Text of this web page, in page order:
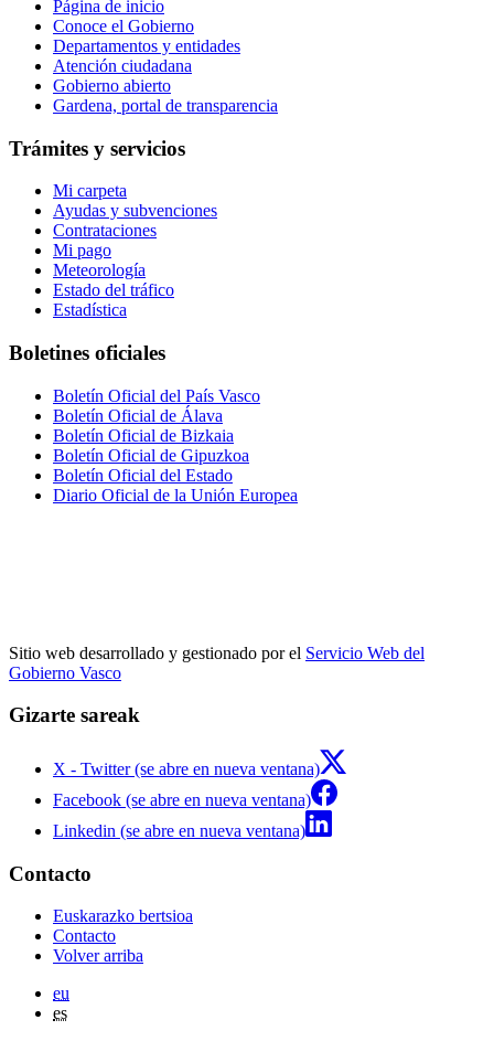
Página de inicio
Conoce el Gobierno
Departamentos y entidades
Atención ciudadana
Gobierno abierto
Gardena, portal de transparencia
Trámites y servicios
Mi carpeta
Ayudas y subvenciones
Contrataciones
Mi pago
Meteorología
Estado del tráfico
Estadística
Boletines oficiales
Boletín Oficial del País Vasco
Boletín Oficial de Álava
Boletín Oficial de Bizkaia
Boletín Oficial de Gipuzkoa
Boletín Oficial del Estado
Diario Oficial de la Unión Europea
Sitio web desarrollado y gestionado por el Servicio Web del
Gobierno Vasco
Gizarte sareak
X - Twitter (se abre en nueva ventana)
Facebook (se abre en nueva ventana)
Linkedin (se abre en nueva ventana)
Contacto
Euskarazko bertsioa
Contacto
Volver arriba
eu
es